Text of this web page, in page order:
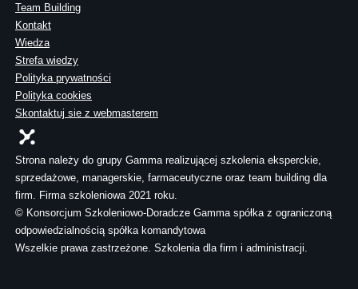
Team Building
Kontakt
Wiedza
Strefa wiedzy
Polityka prywatności
Polityka cookies
Skontaktuj sie z webmasterem
Strona należy do grupy Gamma realizującej szkolenia eksperckie,
sprzedażowe, managerskie, farmaceutyczne oraz team building dla
firm. Firma szkoleniowa 2021 roku.
© Konsorcjum Szkoleniowo-Doradcze Gamma spółka z ograniczoną
odpowiedzialnością spółka komandytowa
Wszelkie prawa zastrzeżone. Szkolenia dla firm i administracji.